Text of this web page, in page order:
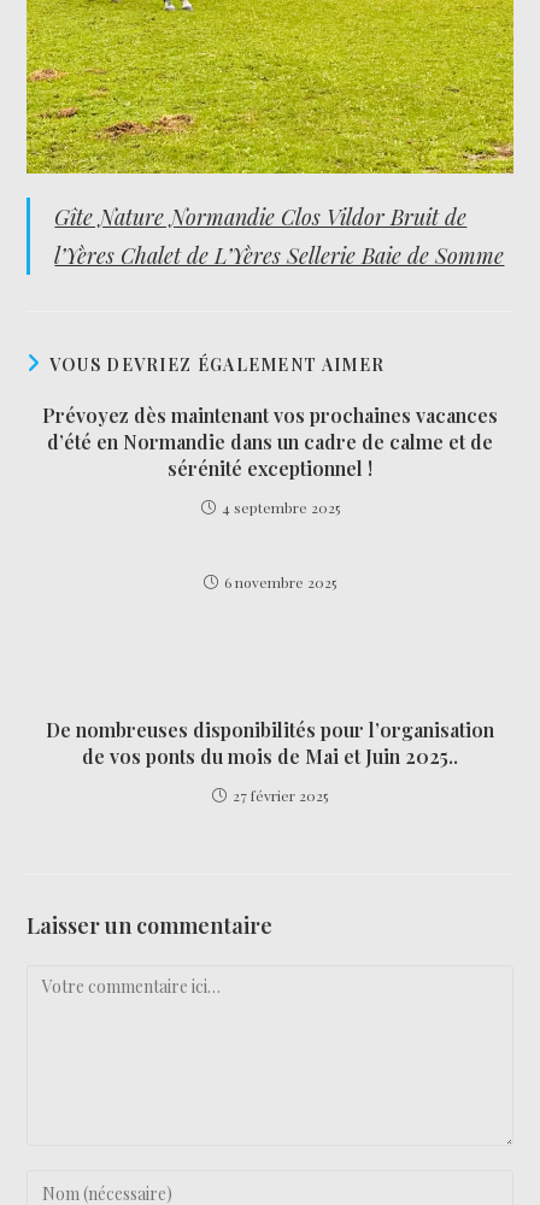
Gîte Nature Normandie Clos Vildor Bruit de
l’Yères Chalet de L’Yères Sellerie Baie de Somme
VOUS DEVRIEZ ÉGALEMENT AIMER
Prévoyez dès maintenant vos prochaines vacances
d’été en Normandie dans un cadre de calme et de
sérénité exceptionnel !
4 septembre 2025
6 novembre 2025
De nombreuses disponibilités pour l’organisation
de vos ponts du mois de Mai et Juin 2025..
27 février 2025
Laisser un commentaire